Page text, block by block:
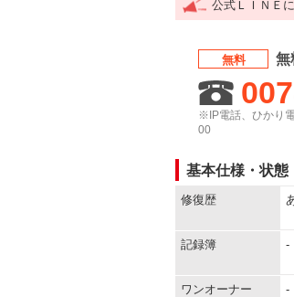
公式ＬＩＮＥ
無料 無
※IP電話、ひかり
00
基本仕様・状態
修復歴
記録簿 -
ワンオーナー -